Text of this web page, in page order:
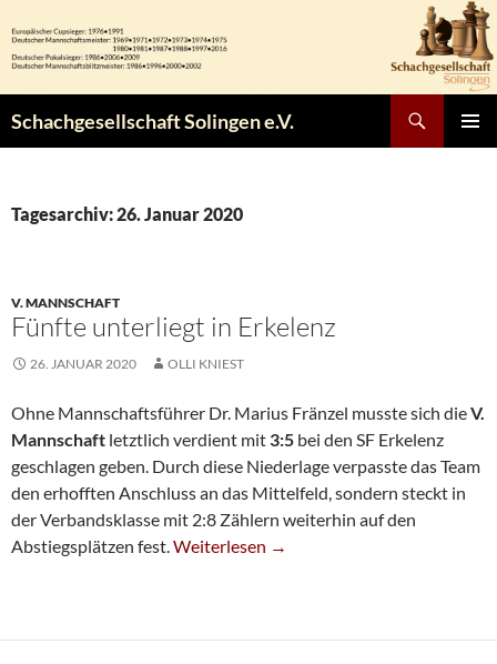
Inhalt
springen
Schachgesellschaft Solingen e.V.
Tagesarchiv: 26. Januar 2020
V. MANNSCHAFT
Fünfte unterliegt in Erkelenz
26. JANUAR 2020 OLLI KNIEST
Ohne Mannschaftsführer Dr. Marius Fränzel musste sich dieV.
Mannschaft letztlich verdient mit 3:5 bei den SF Erkelenz
geschlagen geben. Durch diese Niederlage verpasste das Team
den erhofften Anschluss an das Mittelfeld, sondern steckt in
der Verbandsklasse mit 2:8 Zählern weiterhin auf den
Abstiegsplätzen fest.Fünfte Unterliegt In Erkelenz
Weiterlesen →